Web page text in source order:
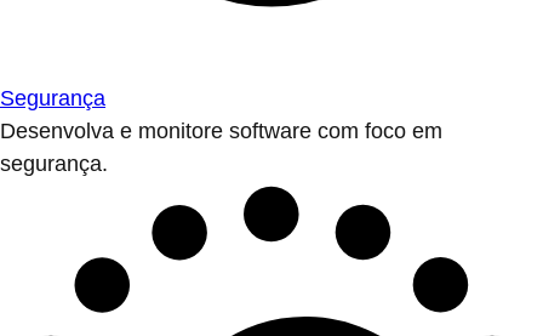
Segurança
Desenvolva e monitore software com foco em
segurança.